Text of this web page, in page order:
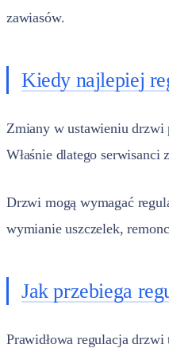
zawiasów.
Kiedy najlepiej
Zmiany w ustawieniu drzwi
Właśnie dlatego
Drzwi mogą wymagać
wymianie uszczelek,
Jak przebiega
Prawidłowa regulacja